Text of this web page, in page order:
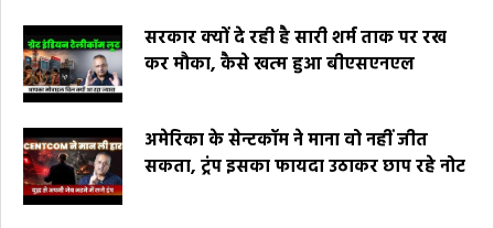
सरकार क्यों दे रही है सारी शर्म ताक पर रख
कर मौका, कैसे खत्म हुआ बीएसएनएल
अमेरिका के सेन्टकॉम ने माना वो नहीं जीत
सकता, ट्रंप इसका फायदा उठाकर छाप रहे नोट